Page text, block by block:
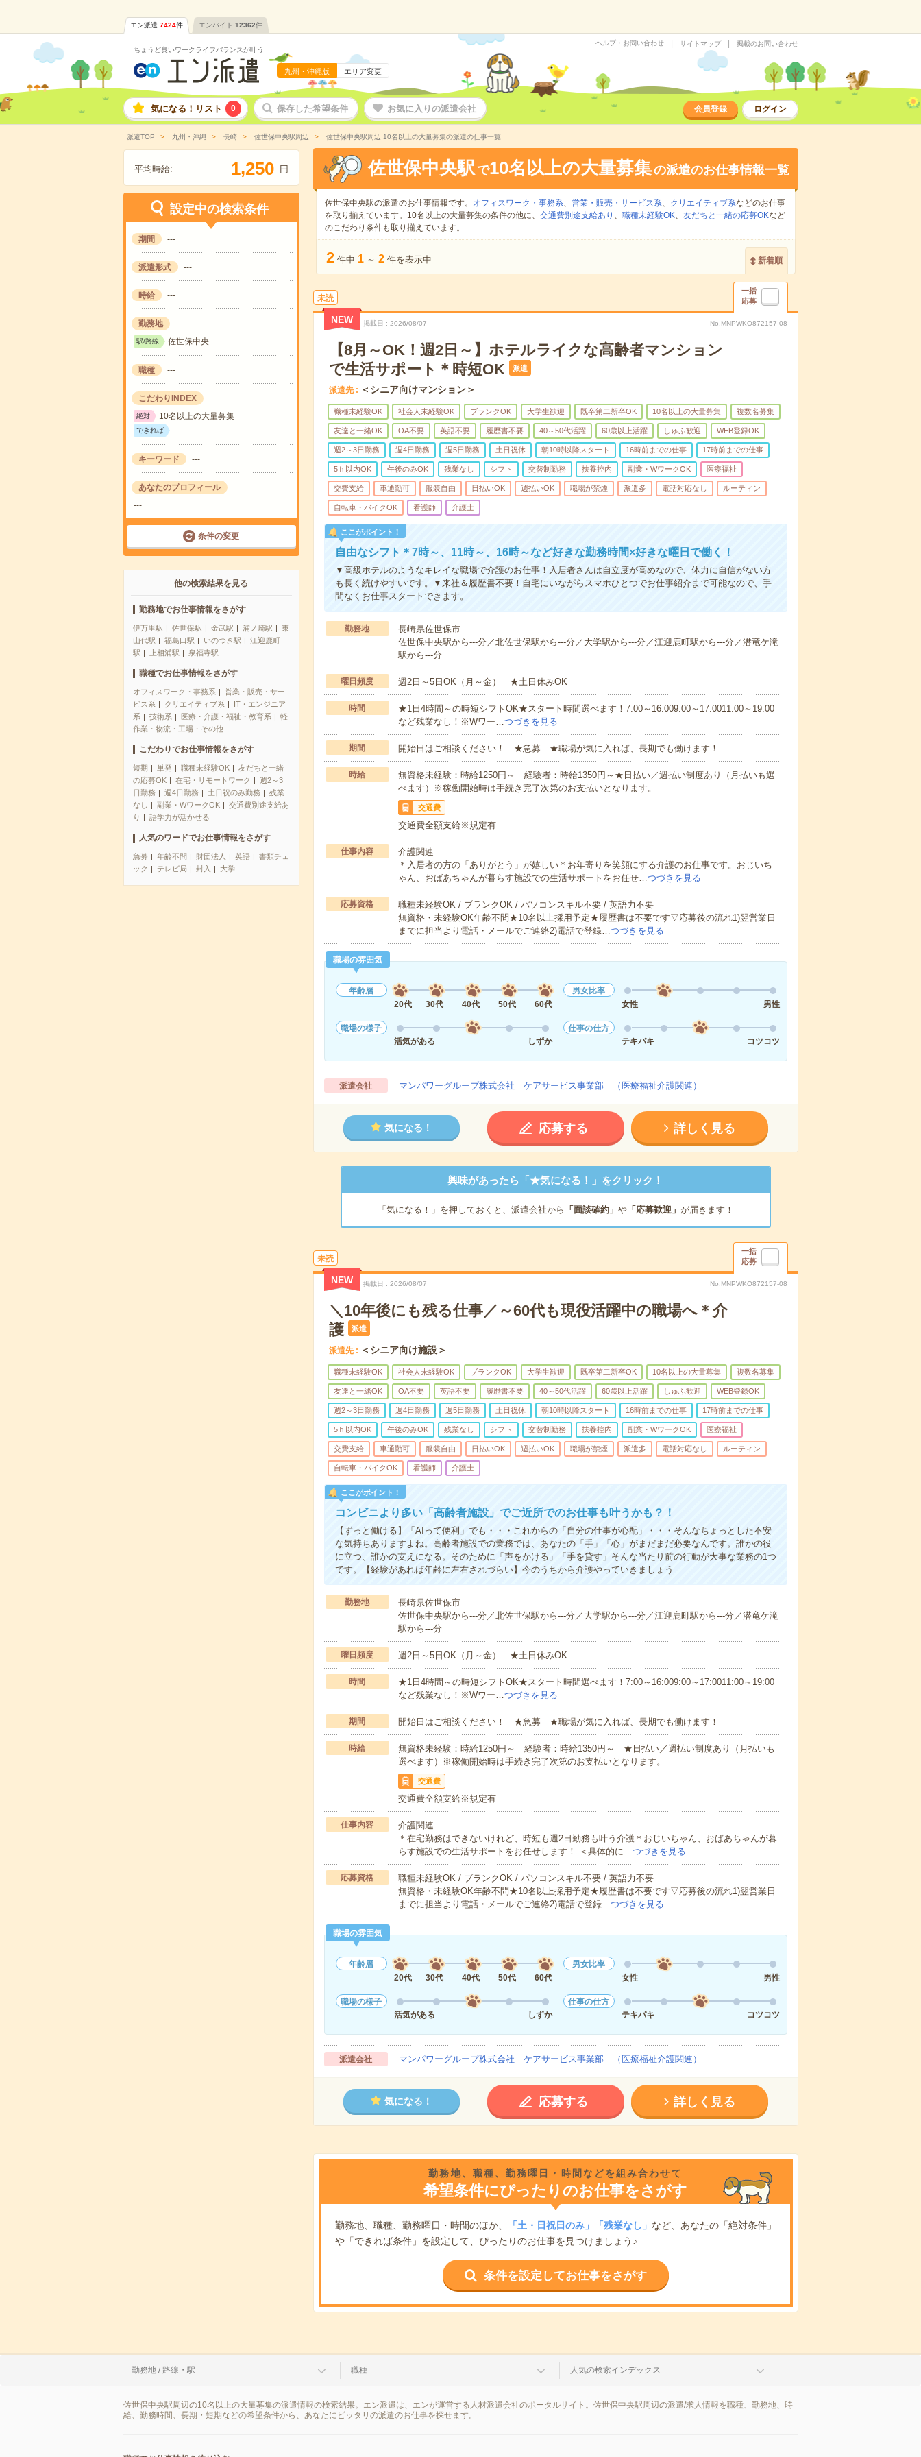
エン派遣 7424件 エンバイト 12362件
ちょうど良いワークライフバランスが叶う
九州・沖縄版 エリア変更
ヘルプ・お問い合わせ サイトマップ 掲載のお問い合わせ
気になる！リスト 0 保存した希望条件 お気に入りの派遣会社 会員登録 ログイン
派遣TOP 九州・沖縄 長崎 佐世保中央駅周辺 佐世保中央駅周辺 10名以上の大量募集の派遣の仕事一覧
平均時給: 1,250 円
設定中の検索条件
期間 ---
派遣形式 ---
時給 ---
勤務地
駅/路線 佐世保中央
職種 ---
こだわりINDEX
絶対 10名以上の大量募集
できれば ---
キーワード ---
あなたのプロフィール
---
条件の変更
他の検索結果を見る
勤務地でお仕事情報をさがす
伊万里駅 佐世保駅 金武駅 浦ノ崎駅
東
山代駅
福島口駅 いのつき駅
江迎鹿町
駅
上相浦駅 泉福寺駅
職種でお仕事情報をさがす
オフィスワーク・事務系
営業・販売・サー
ビス系
クリエイティブ系
IT・エンジニア
系
技術系 医療・介護・福祉・教育系
軽
作業・物流・工場・その他
こだわりでお仕事情報をさがす
短期 単発 職種未経験OK
友だちと一緒
の応募OK
在宅・リモートワーク
週2～3
日勤務
週4日勤務 土日祝のみ勤務
残業
なし
副業・WワークOK
交通費別途支給あ
り
語学力が活かせる
人気のワードでお仕事情報をさがす
急募 年齢不問 財団法人 英語
書類チェ
ック
テレビ局 封入 大学
佐世保中央駅 で10名以上の大量募集の派遣のお仕事情報一覧
佐世保中央駅の派遣のお仕事情報です。 オフィスワーク・事務系、 営業・販売・サービス系、 クリエイティブ系などのお仕事
を取り揃えています。10名以上の大量募集の条件の他に、 交通費別途支給あり 、 職種未経験OK、 友だちと一緒の応募OKなど
のこだわり条件も取り揃えています。
2 件中 1 ～ 2 件を表示中 新着順
未読
一括
応募
NEW 掲載日 2026/08/07 No.MNPWKO872157-08
【8月～OK！週2日～】ホテルライクな高齢者マンション
で生活サポート＊時短OK
派遣
派遣先 ＜シニア向けマンション＞
職種未経験OK 社会人未経験OK ブランクOK 大学生歓迎 既卒第二新卒OK 10名以上の大量募集 複数名募集
友達と一緒OK OA不要 英語不要 履歴書不要 40～50代活躍 60歳以上活躍 しゅふ歓迎 WEB登録OK
週2～3日勤務 週4日勤務 週5日勤務 土日祝休 朝10時以降スタート 16時前までの仕事 17時前までの仕事
5ｈ以内OK 午後のみOK 残業なし シフト 交替制勤務 扶養控内 副業・WワークOK 医療福祉
交費支給 車通勤可 服装自由 日払いOK 週払いOK 職場が禁煙 派遣多 電話対応なし ルーティン
自転車・バイクOK 看護師 介護士
ここがポイント！
自由なシフト＊7時～、11時～、16時～など好きな勤務時間×好きな曜日で働く！
▼高級ホテルのようなキレイな職場で介護のお仕事！入居者さんは自立度が高めなので、体力に自信がない方
も長く続けやすいです。▼来社＆履歴書不要！自宅にいながらスマホひとつでお仕事紹介まで可能なので、手
間なくお仕事スタートできます。
勤務地
長崎県佐世保市
佐世保中央駅から---分／北佐世保駅から---分／大学駅から---分／江迎鹿町駅から---分／潜竜ケ滝
駅から---分
曜日頻度 週2日～5日OK（月～金） ★土日休みOK
時間
★1日4時間～の時短シフトOK★スタート時間選べます！7:00～16:009:00～17:0011:00～19:00
など残業なし！※Wワー…つづきを見る
期間 開始日はご相談ください！ ★急募 ★職場が気に入れば、長期でも働けます！
時給
無資格未経験：時給1250円～ 経験者：時給1350円～★日払い／週払い制度あり（月払いも選
べます）※稼働開始時は手続き完了次第のお支払いとなります。
交通費
交通費全額支給※規定有
仕事内容
介護関連
＊入居者の方の「ありがとう」が嬉しい＊お年寄りを笑顔にする介護のお仕事です。おじいち
ゃん、おばあちゃんが暮らす施設での生活サポートをお任せ…つづきを見る
応募資格
職種未経験OK / ブランクOK / パソコンスキル不要 / 英語力不要
無資格・未経験OK年齢不問★10名以上採用予定★履歴書は不要です▽応募後の流れ1)翌営業日
までに担当より電話・メールでご連絡2)電話で登録…つづきを見る
職場の雰囲気
年齢層
20代
30代 40代 50代 60代
男女比率
女性
男性
職場の様子
活気がある
しずか
仕事の仕方
テキパキ
コツコツ
派遣会社 マンパワーグループ株式会社 ケアサービス事業部 （医療福祉介護関連）
気になる！ 応募する 詳しく見る
興味があったら「★気になる！」をクリック！
「気になる！」を押しておくと、派遣会社から 「面談確約」 や「応募歓迎」 が届きます！
未読
一括
応募
NEW 掲載日 2026/08/07 No.MNPWKO872157-08
＼10年後にも残る仕事／～60代も現役活躍中の職場へ＊介
護
派遣
派遣先 ＜シニア向け施設＞
職種未経験OK 社会人未経験OK ブランクOK 大学生歓迎 既卒第二新卒OK 10名以上の大量募集 複数名募集
友達と一緒OK OA不要 英語不要 履歴書不要 40～50代活躍 60歳以上活躍 しゅふ歓迎 WEB登録OK
週2～3日勤務 週4日勤務 週5日勤務 土日祝休 朝10時以降スタート 16時前までの仕事 17時前までの仕事
5ｈ以内OK 午後のみOK 残業なし シフト 交替制勤務 扶養控内 副業・WワークOK 医療福祉
交費支給 車通勤可 服装自由 日払いOK 週払いOK 職場が禁煙 派遣多 電話対応なし ルーティン
自転車・バイクOK 看護師 介護士
ここがポイント！
コンビニより多い「高齢者施設」でご近所でのお仕事も叶うかも？！
【ずっと働ける】「AIって便利」でも・・・これからの「自分の仕事が心配」・・・そんなちょっとした不安
な気持ちありますよね。高齢者施設での業務では、あなたの「手」「心」がまだまだ必要なんです。誰かの役
に立つ、誰かの支えになる。そのために「声をかける」「手を貸す」そんな当たり前の行動が大事な業務の1つ
です。【経験があれば年齢に左右されづらい】今のうちから介護やっていきましょう
勤務地
長崎県佐世保市
佐世保中央駅から---分／北佐世保駅から---分／大学駅から---分／江迎鹿町駅から---分／潜竜ケ滝
駅から---分
曜日頻度 週2日～5日OK（月～金） ★土日休みOK
時間
★1日4時間～の時短シフトOK★スタート時間選べます！7:00～16:009:00～17:0011:00～19:00
など残業なし！※Wワー…つづきを見る
期間 開始日はご相談ください！ ★急募 ★職場が気に入れば、長期でも働けます！
時給
無資格未経験：時給1250円～ 経験者：時給1350円～ ★日払い／週払い制度あり（月払いも
選べます）※稼働開始時は手続き完了次第のお支払いとなります。
交通費
交通費全額支給※規定有
仕事内容
介護関連
＊在宅勤務はできないけれど、時短も週2日勤務も叶う介護＊おじいちゃん、おばあちゃんが暮
らす施設での生活サポートをお任せします！ ＜具体的に…つづきを見る
応募資格
職種未経験OK / ブランクOK / パソコンスキル不要 / 英語力不要
無資格・未経験OK年齢不問★10名以上採用予定★履歴書は不要です▽応募後の流れ1)翌営業日
までに担当より電話・メールでご連絡2)電話で登録…つづきを見る
職場の雰囲気
年齢層
20代
30代 40代 50代 60代
男女比率
女性
男性
職場の様子
活気がある
しずか
仕事の仕方
テキパキ
コツコツ
派遣会社 マンパワーグループ株式会社 ケアサービス事業部 （医療福祉介護関連）
気になる！ 応募する 詳しく見る
勤務地、職種、勤務曜日・時間などを組み合わせて
希望条件にぴったりのお仕事をさがす
勤務地、職種、勤務曜日・時間のほか、 「土・日祝日のみ」「残業なし」 など、あなたの「絶対条件」
や「できれば条件」を設定して、ぴったりのお仕事を見つけましょう♪
条件を設定してお仕事をさがす
勤務地 / 路線・駅 職種 人気の検索インデックス
佐世保中央駅周辺の10名以上の大量募集の派遣情報の検索結果。エン派遣は、エンが運営する人材派遣会社のポータルサイト。佐世保中央駅周辺の派遣/求人情報を職種、勤務地、時
給、勤務時間、長期・短期などの希望条件から、あなたにピッタリの派遣のお仕事を探せます。